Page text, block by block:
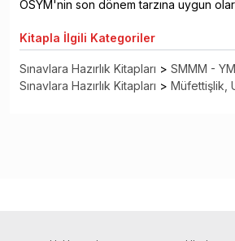
ÖSYM'nin son dönem tarzına uygun
Kitapla İlgili Kategoriler
Sınavlara Hazırlık Kitapları > SMMM -
Sınavlara Hazırlık Kitapları > Müfettişlik,